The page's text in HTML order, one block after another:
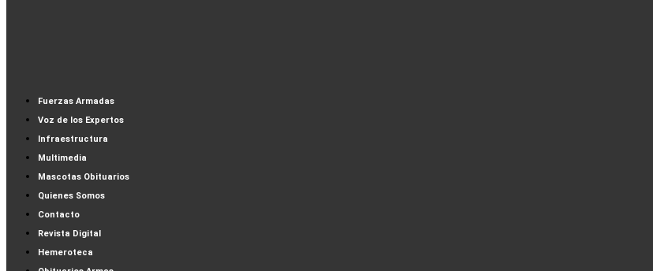
Fuerzas Armadas
Voz de los Expertos
Infraestructura
Multimedia
Mascotas Obituarios
Quienes Somos
Contacto
Revista Digital
Hemeroteca